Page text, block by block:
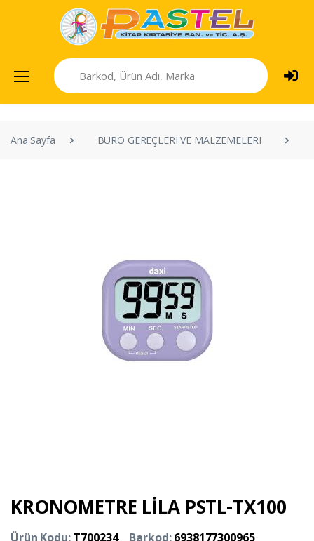
Ana Sayfa BÜRO GEREÇLERI VE MALZEMELERI
KRONOMETRE LİLA PSTL-TX100
Ürün Kodu:T700234 Barkod:6938177300965